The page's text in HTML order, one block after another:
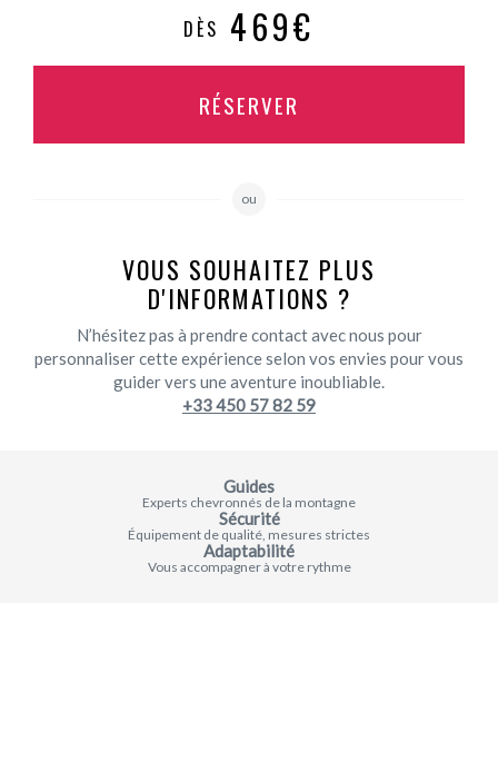
DÈS 469€
RÉSERVER
ou
VOUS SOUHAITEZ PLUS
D'INFORMATIONS ?
N’hésitez pas à prendre contact avec nous pour
personnaliser cette expérience selon vos envies pour vous
guider vers une aventure inoubliable.
+33 450 57 82 59
Guides
Experts chevronnés de la montagne
Sécurité
Équipement de qualité, mesures strictes
Adaptabilité
Vous accompagner à votre rythme